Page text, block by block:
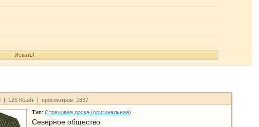
| 125 Кбайт | просмотров: 1837
Тип: Страховая доска (оригинальная)
Северное общество